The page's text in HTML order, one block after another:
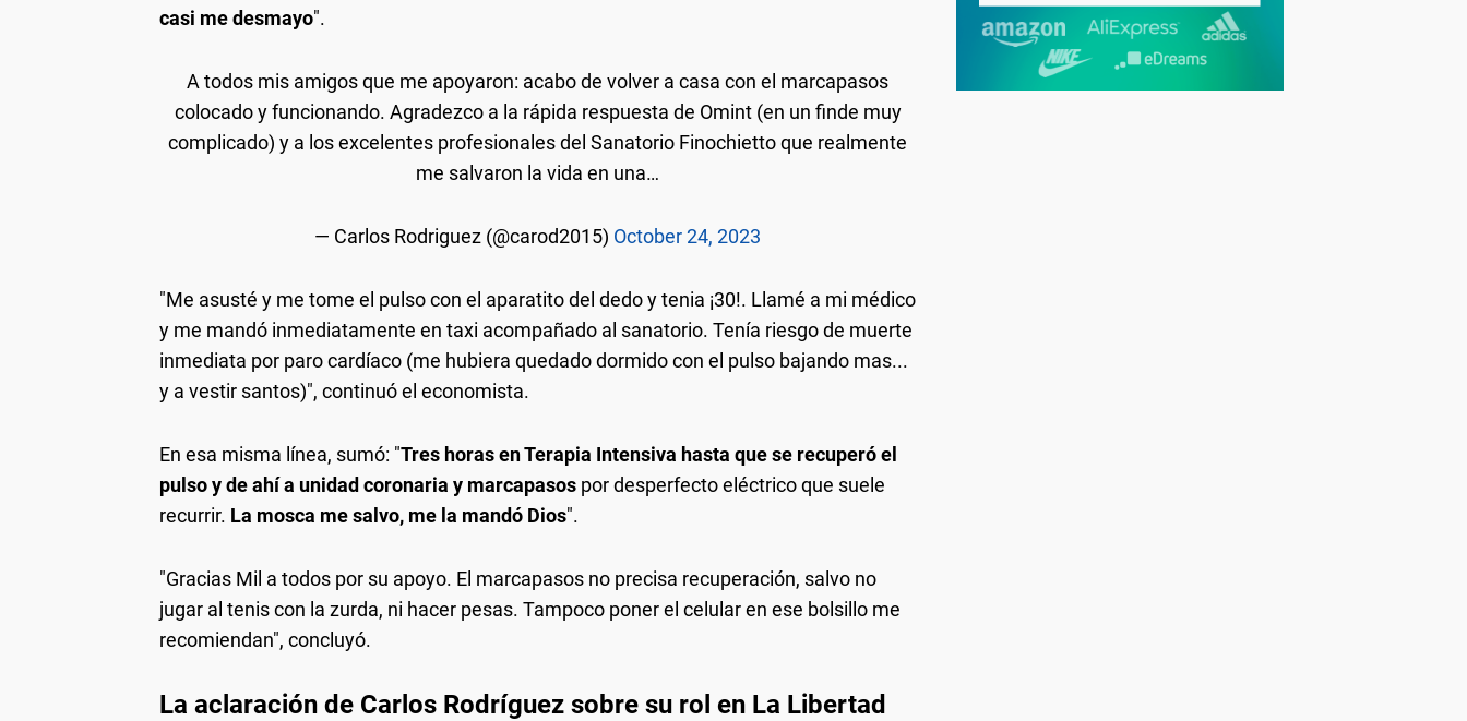
casi me desmayo".
A todos mis amigos que me apoyaron: acabo de volver a casa con el marcapasos
colocado y funcionando. Agradezco a la rápida respuesta de Omint (en un finde muy
complicado) y a los excelentes profesionales del Sanatorio Finochietto que realmente
me salvaron la vida en una…
— Carlos Rodriguez (@carod2015) October 24, 2023
"Me asusté y me tome el pulso con el aparatito del dedo y tenia ¡30!. Llamé a mi médico
y me mandó inmediatamente en taxi acompañado al sanatorio. Tenía riesgo de muerte
inmediata por paro cardíaco (me hubiera quedado dormido con el pulso bajando mas...
y a vestir santos)", continuó el economista.
En esa misma línea, sumó: "Tres horas en Terapia Intensiva hasta que se recuperó el
pulso y de ahí a unidad coronaria y marcapasos por desperfecto eléctrico que suele
recurrir. La mosca me salvo, me la mandó Dios".
"Gracias Mil a todos por su apoyo. El marcapasos no precisa recuperación, salvo no
jugar al tenis con la zurda, ni hacer pesas. Tampoco poner el celular en ese bolsillo me
recomiendan", concluyó.
La aclaración de Carlos Rodríguez sobre su rol en La Libertad